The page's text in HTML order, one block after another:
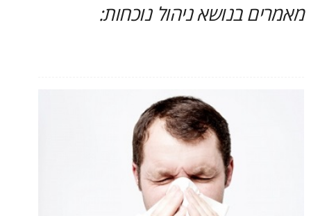
מאמרים בנושא ניהול נוכחות: